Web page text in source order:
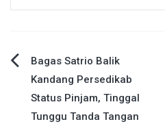
Navigasi
pos
Bagas Satrio Balik
Kandang Persedikab
Status Pinjam, Tinggal
Tunggu Tanda Tangan